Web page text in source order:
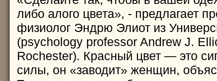
либо алого цвета», - предлагает
физиолог Эндрю Элиот из
(psychology professor Andrew J.
Rochester). Красный цвет — это
силы, он «заводит» женщин,